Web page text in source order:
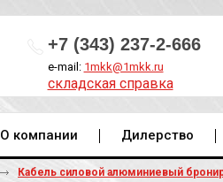
+7 (343) 237-2-666
e-mail: 1mkk@1mkk.ru
складская справка
О компании Дилерство
Кабель силовой алюминиевый